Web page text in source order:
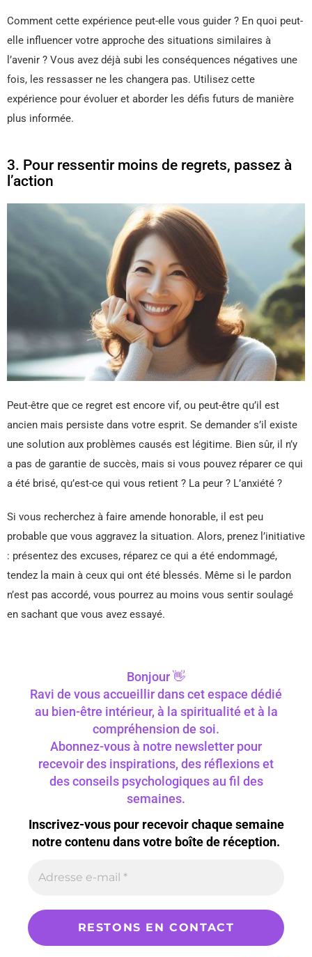
Comment cette expérience peut-elle vous guider ? En quoi peut-
elle influencer votre approche des situations similaires à
l’avenir ? Vous avez déjà subi les conséquences négatives une
fois, les ressasser ne les changera pas. Utilisez cette
expérience pour évoluer et aborder les défis futurs de manière
plus informée.
3. Pour ressentir moins de regrets, passez à
l’action
Peut-être que ce regret est encore vif, ou peut-être qu’il est
ancien mais persiste dans votre esprit. Se demander s’il existe
une solution aux problèmes causés est légitime. Bien sûr, il n’y
a pas de garantie de succès, mais si vous pouvez réparer ce qui
a été brisé, qu’est-ce qui vous retient ? La peur ? L’anxiété ?
Si vous recherchez à faire amende honorable, il est peu
probable que vous aggravez la situation. Alors, prenez l’initiative
: présentez des excuses, réparez ce qui a été endommagé,
tendez la main à ceux qui ont été blessés. Même si le pardon
n’est pas accordé, vous pourrez au moins vous sentir soulagé
en sachant que vous avez essayé.
Bonjour 👋
Ravi de vous accueillir dans cet espace dédié
au bien-être intérieur, à la spiritualité et à la
compréhension de soi.
Abonnez-vous à notre newsletter pour
recevoir des inspirations, des réflexions et
des conseils psychologiques au fil des
semaines.
Inscrivez-vous pour recevoir chaque semaine
notre contenu dans votre boîte de réception.